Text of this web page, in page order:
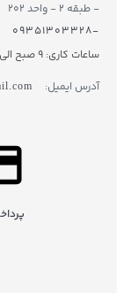
- طبقه ۲ - واحد ۲۰۲
-۰۹۳۵۱۳۰۳۳۲۸
ساعات کاری: 9 صبح الی 18 و پنج شنبه از 9 تا ۱5
آدرس ایمیل: